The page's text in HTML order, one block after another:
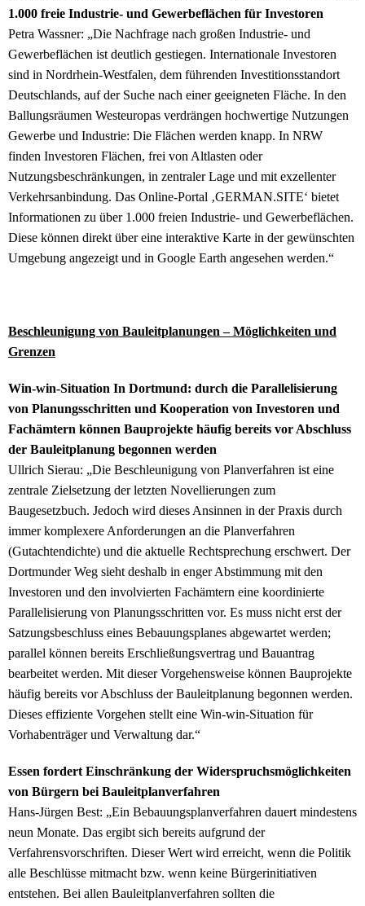
1.000 freie Industrie- und Gewerbeflächen für Investoren
Petra Wassner: „Die Nachfrage nach großen Industrie- und
Gewerbeflächen ist deutlich gestiegen. Internationale Investoren
sind in Nordrhein-Westfalen, dem führenden Investitionsstandort
Deutschlands, auf der Suche nach einer geeigneten Fläche. In den
Ballungsräumen Westeuropas verdrängen hochwertige Nutzungen
Gewerbe und Industrie: Die Flächen werden knapp. In NRW
finden Investoren Flächen, frei von Altlasten oder
Nutzungsbeschränkungen, in zentraler Lage und mit exzellenter
Verkehrsanbindung. Das Online-Portal ‚GERMAN.SITE‘ bietet
Informationen zu über 1.000 freien Industrie- und Gewerbeflächen.
Diese können direkt über eine interaktive Karte in der gewünschten
Umgebung angezeigt und in Google Earth angesehen werden.“
Beschleunigung von Bauleitplanungen – Möglichkeiten und
Grenzen
Win-win-Situation In Dortmund: durch die Parallelisierung
von Planungsschritten und Kooperation von Investoren und
Fachämtern können Bauprojekte häufig bereits vor Abschluss
der Bauleitplanung begonnen werden
Ullrich Sierau: „Die Beschleunigung von Planverfahren ist eine
zentrale Zielsetzung der letzten Novellierungen zum
Baugesetzbuch. Jedoch wird dieses Ansinnen in der Praxis durch
immer komplexere Anforderungen an die Planverfahren
(Gutachtendichte) und die aktuelle Rechtsprechung erschwert. Der
Dortmunder Weg sieht deshalb in enger Abstimmung mit den
Investoren und den involvierten Fachämtern eine koordinierte
Parallelisierung von Planungsschritten vor. Es muss nicht erst der
Satzungsbeschluss eines Bebauungsplanes abgewartet werden;
parallel können bereits Erschließungsvertrag und Bauantrag
bearbeitet werden. Mit dieser Vorgehensweise können Bauprojekte
häufig bereits vor Abschluss der Bauleitplanung begonnen werden.
Dieses effiziente Vorgehen stellt eine Win-win-Situation für
Vorhabenträger und Verwaltung dar.“
Essen fordert Einschränkung der Widerspruchsmöglichkeiten
von Bürgern bei Bauleitplanverfahren
Hans-Jürgen Best: „Ein Bebauungsplanverfahren dauert mindestens
neun Monate. Das ergibt sich bereits aufgrund der
Verfahrensvorschriften. Dieser Wert wird erreicht, wenn die Politik
alle Beschlüsse mitmacht bzw. wenn keine Bürgerinitiativen
entstehen. Bei allen Bauleitplanverfahren sollten die